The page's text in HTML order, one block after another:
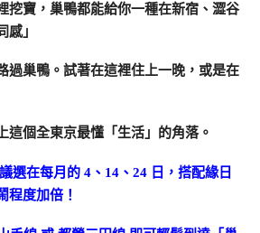
挖寶，巢鴨都能給你一種在新宿、澀谷
感」
過巢鴨。試著在這裡住上一晚，或是在
這個全東京最懂「生活」的角落。
選在每月的 4、14、24 日，搭配緣日
程度加倍！